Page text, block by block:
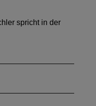
spricht in der